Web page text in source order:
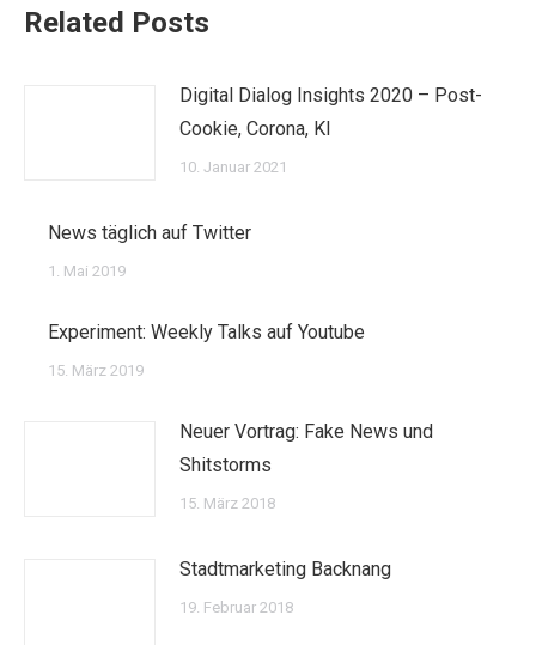
Related Posts
Digital Dialog Insights 2020 – Post-
Cookie, Corona, KI
10. Januar 2021
News täglich auf Twitter
1. Mai 2019
Experiment: Weekly Talks auf Youtube
15. März 2019
Neuer Vortrag: Fake News und
Shitstorms
15. März 2018
Stadtmarketing Backnang
19. Februar 2018